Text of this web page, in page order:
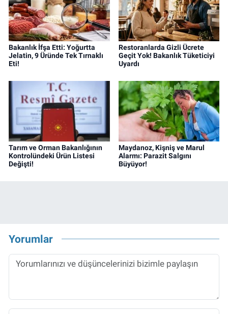
Bakanlık İfşa Etti: Yoğurtta
Jelatin, 9 Üründe Tek Tırnaklı
Eti!
Restoranlarda Gizli Ücrete
Geçit Yok! Bakanlık Tüketiciyi
Uyardı
Tarım ve Orman Bakanlığının
Kontrolündeki Ürün Listesi
Değişti!
Maydanoz, Kişniş ve Marul
Alarmı: Parazit Salgını
Büyüyor!
Yorumlar